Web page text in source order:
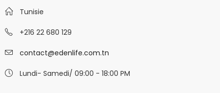
Tunisie
+216 22 680 129
contact@edenlife.com.tn
Lundi- Samedi/ 09:00 - 18:00 PM